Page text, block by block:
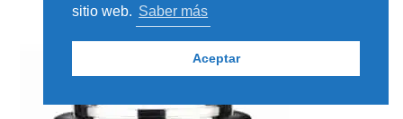
sitio web. Saber más
Aceptar